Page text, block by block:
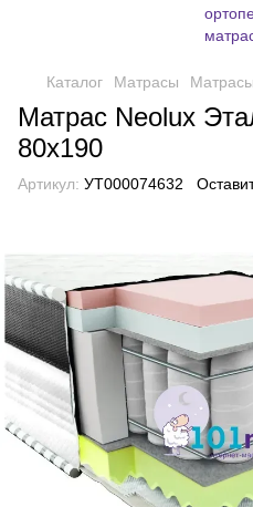
Каталог Матрасы
Матрас Neolux
80х190
Артикул: УТ000074632